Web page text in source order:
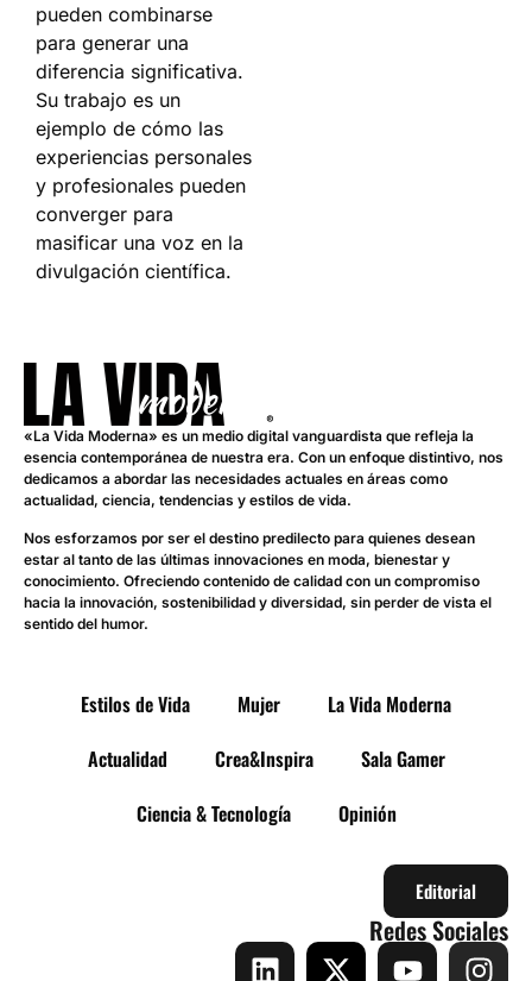
pueden combinarse
para generar una
diferencia significativa.
Su trabajo es un
ejemplo de cómo las
experiencias personales
y profesionales pueden
converger para
masificar una voz en la
divulgación científica.
«La Vida Moderna» es un medio digital vanguardista que refleja la
esencia contemporánea de nuestra era. Con un enfoque distintivo, nos
dedicamos a abordar las necesidades actuales en áreas como
actualidad, ciencia, tendencias y estilos de vida.
Nos esforzamos por ser el destino predilecto para quienes desean
estar al tanto de las últimas innovaciones en moda, bienestar y
conocimiento. Ofreciendo contenido de calidad con un compromiso
hacia la innovación, sostenibilidad y diversidad, sin perder de vista el
sentido del humor.
Estilos de Vida Mujer
La Vida Moderna
Actualidad
Crea&Inspira
Sala Gamer
Ciencia & Tecnología
Opinión
Editorial
Redes Sociales